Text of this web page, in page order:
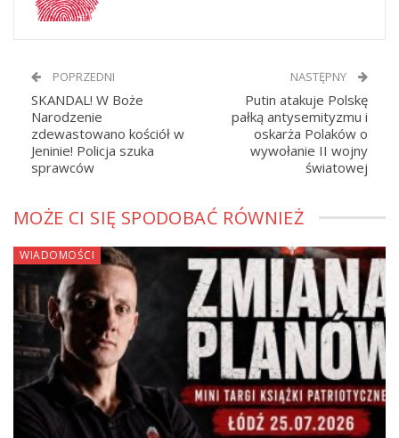
POPRZEDNI
SKANDAL! W Boże
Narodzenie
zdewastowano kościół w
Jeninie! Policja szuka
sprawców
NASTĘPNY
Putin atakuje Polskę
pałką antysemityzmu i
oskarża Polaków o
wywołanie II wojny
światowej
MOŻE CI SIĘ SPODOBAĆ RÓWNIEŻ
WIADOMOŚCI